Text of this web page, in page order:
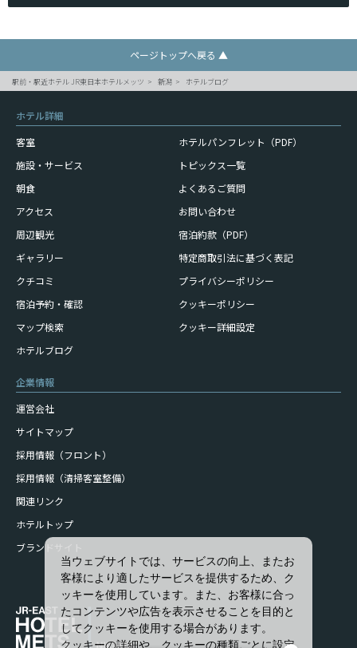
ページトップへ戻る ▲
駅前・駅近ホテル JR東日本ホテルメッツ 新潟 ホテルブログ
ホテル詳細
客室
施設・サービス
朝食
アクセス
周辺観光
ギャラリー
クチコミ
宿泊予約・確認
マップ検索
ホテルブログ
ホテルパンフレット（PDF）
トピックス一覧
よくあるご質問
お問い合わせ
宿泊約款（PDF）
特定商取引法に基づく表記
プライバシーポリシー
クッキーポリシー
クッキー詳細設定
企業情報
運営会社
サイトマップ
採用情報（フロント）
採用情報（清掃客室整備）
関連リンク
ホテルトップ
ブランドサイト
当ウェブサイトでは、サービスの向上、またお
客様により適したサービスを提供するため、ク
ッキーを使用しています。また、お客様に合っ
たコンテンツや広告を表示させることを目的と
してクッキーを使用する場合があります。
クッキーの詳細や、クッキーの種類ごとに設定